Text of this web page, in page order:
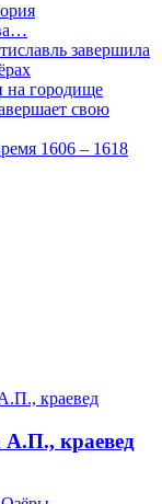
завершила
на городище
свою
1606 – 1618
краевед